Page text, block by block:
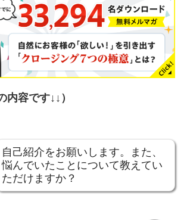
内容です↓↓）
自己紹介をお願いします。また、
悩んでいたことについて教えてい
ただけますか？